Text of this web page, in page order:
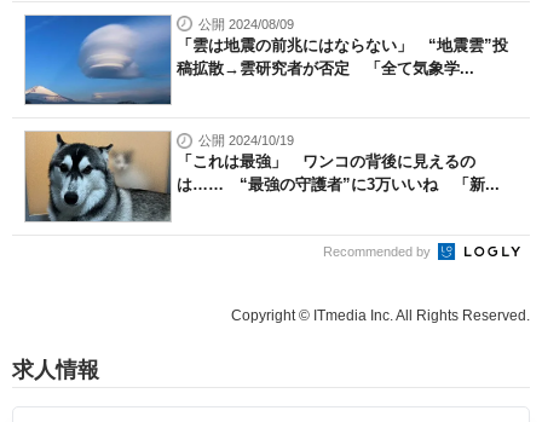
公開 2024/08/09
「雲は地震の前兆にはならない」 “地震雲”投
稿拡散→雲研究者が否定 「全て気象学...
公開 2024/10/19
「これは最強」 ワンコの背後に見えるの
は…… “最強の守護者”に3万いいね 「新...
Recommended by
Copyright © ITmedia Inc. All Rights Reserved.
求人情報